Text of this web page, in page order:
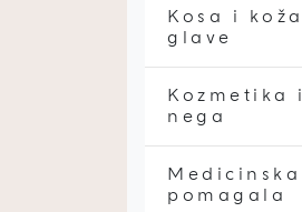
Kosa i koža
glave
Kozmetika i
nega
Medicinska
pomagala